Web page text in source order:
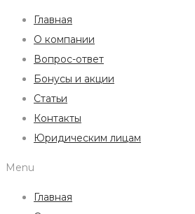
Главная
О компании
Вопрос-ответ
Бонусы и акции
Статьи
Контакты
Юридическим лицам
Menu
Главная